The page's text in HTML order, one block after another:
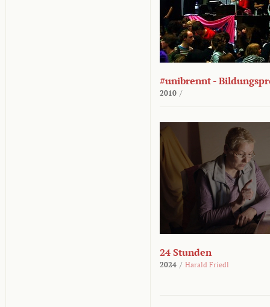
#unibrennt -
2010 /
24 Stunden
2024 / Harald Friedl